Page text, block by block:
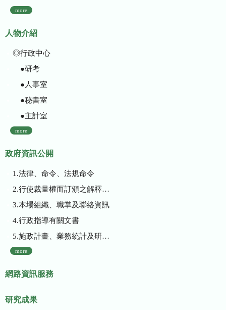
more
人物介紹
◎行政中心
●研考
●人事室
●秘書室
●主計室
more
政府資訊公開
1.法律、命令、法規命令
2.行使裁量權而訂頒之解釋性規定及裁量基準
3.本場組織、職掌及聯絡資訊
4.行政指導有關文書
5.施政計畫、業務統計及研究報告
more
網路資訊服務
研究成果